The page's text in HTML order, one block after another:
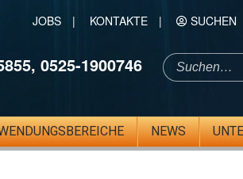
JOBS| KONTAKTE| SUCHEN
,0525-1900746
NEWS